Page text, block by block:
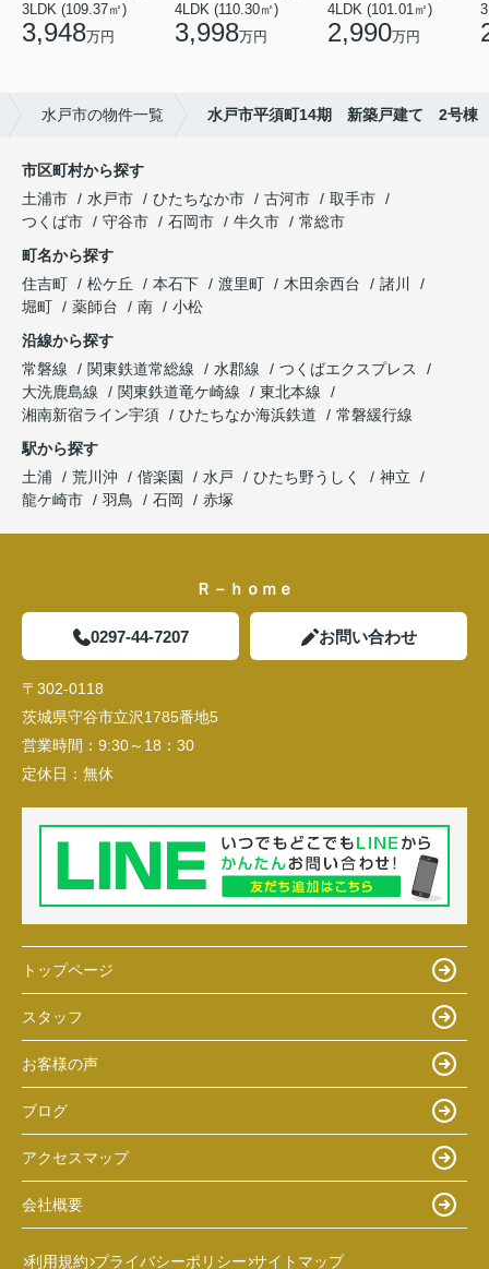
3LDK (109.37㎡)
3,948万円
4LDK (110.30㎡)
3,998万円
4LDK (101.01㎡)
2,990万円
水戸市の物件一覧 水戸市平須町14期 新築戸建て 2号棟
市区町村から探す
土浦市
水戸市 ひたちなか市 古河市
取手市
つくば市
守谷市 石岡市 牛久市
常総市
町名から探す
住吉町
松ケ丘 本石下 渡里町 木田余西台
諸川
堀町
薬師台 南
小松
沿線から探す
常磐線
関東鉄道常総線 水郡線
つくばエクスプレス
大洗鹿島線
関東鉄道竜ケ崎線
東北本線
湘南新宿ライン宇須
ひたちなか海浜鉄道
常磐緩行線
駅から探す
土浦
荒川沖 偕楽園 水戸 ひたち野うしく
神立
龍ケ崎市
羽鳥 石岡 赤塚
Ｒ－ｈｏｍｅ
0297-44-7207 お問い合わせ
〒302-0118
茨城県守谷市立沢1785番地5
営業時間： 9:30～18：30
定休日： 無休
トップページ
スタッフ
お客様の声
ブログ
アクセスマップ
会社概要
利用規約 プライバシーポリシー サイトマップ